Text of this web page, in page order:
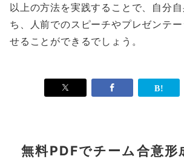
以上の方法を実践することで、自分
ち、人前でのスピーチやプレゼンテ
せることができるでしょう。
無料PDFでチーム合意形